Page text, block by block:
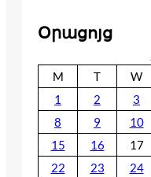
Օրացոյց
M
T W
1
2 3
8
9 10
15
16 17
22
23 24